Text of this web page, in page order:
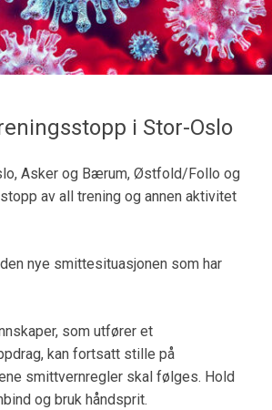
i Stor-Oslo
Asker og Bærum, Østfold/Follo og
av all trening og annen aktivitet
nye smittesituasjonen som har
som utfører et
kan fortsatt stille på
smittvernregler skal følges. Hold
og bruk håndsprit.